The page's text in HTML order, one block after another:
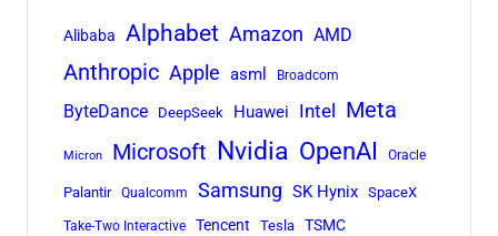
Alibaba Alphabet Amazon AMD
Anthropic Apple asml Broadcom
ByteDance DeepSeek Huawei Intel Meta
Micron Microsoft Nvidia OpenAI Oracle
Palantir Qualcomm Samsung SK Hynix SpaceX
Take-Two Interactive Tencent Tesla TSMC